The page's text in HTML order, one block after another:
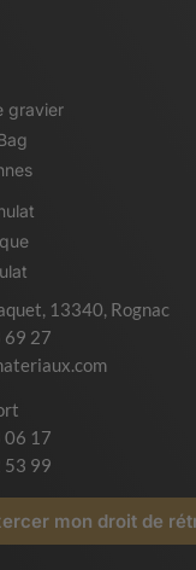
gravier
13340, Rognac
69 27
06 17
53 99
mon droit de